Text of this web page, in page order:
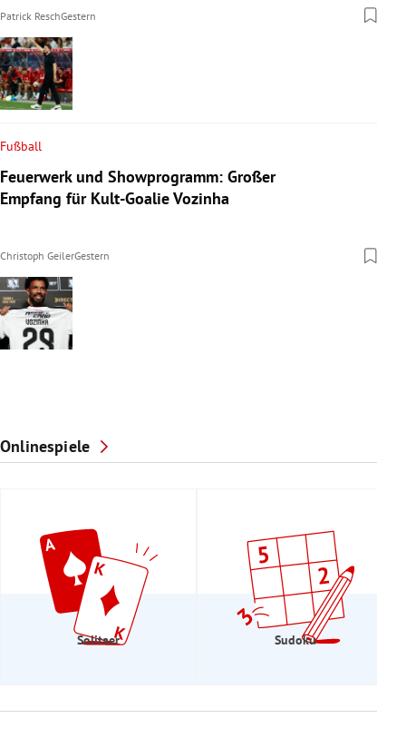
Patrick ReschGestern
Fußball
Feuerwerk und Showprogramm: Großer
Empfang für Kult-Goalie Vozinha
Christoph GeilerGestern
Onlinespiele
Solitaer Sudoku